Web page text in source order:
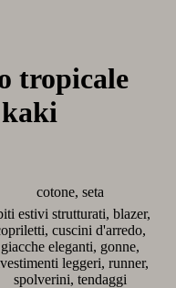
tropicale
cotone, seta
estivi strutturati, blazer,
cuscini d'arredo,
giacche eleganti, gonne,
leggeri, runner,
spolverini, tendaggi